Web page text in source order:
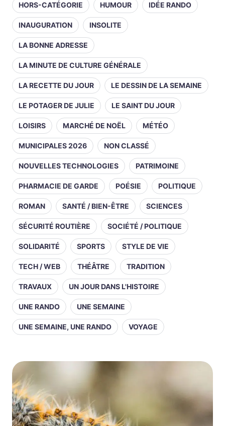
HORS-CATÉGORIE HUMOUR IDÉE RANDO
INAUGURATION INSOLITE
LA BONNE ADRESSE
LA MINUTE DE CULTURE GÉNÉRALE
LA RECETTE DU JOUR LE DESSIN DE LA SEMAINE
LE POTAGER DE JULIE LE SAINT DU JOUR
LOISIRS MARCHÉ DE NOËL MÉTÉO
MUNICIPALES 2026 NON CLASSÉ
NOUVELLES TECHNOLOGIES PATRIMOINE
PHARMACIE DE GARDE POÉSIE POLITIQUE
ROMAN SANTÉ / BIEN-ÊTRE SCIENCES
SÉCURITÉ ROUTIÈRE SOCIÉTÉ / POLITIQUE
SOLIDARITÉ SPORTS STYLE DE VIE
TECH / WEB THÉÂTRE TRADITION
TRAVAUX UN JOUR DANS L'HISTOIRE
UNE RANDO UNE SEMAINE
UNE SEMAINE, UNE RANDO VOYAGE